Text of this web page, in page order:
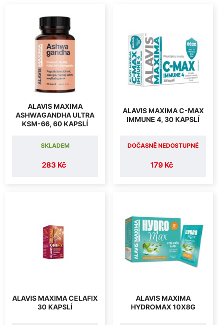
ALAVIS MAXIMA
ASHWAGANDHA ULTRA
KSM-66, 60 KAPSLÍ
283 Kč
SKLADEM
ALAVIS MAXIMA C-MAX
IMMUNE 4, 30 KAPSLÍ
179 Kč
DOČASNĚ NEDOSTUPNÉ
ALAVIS MAXIMA CELAFIX
30 KAPSLÍ
ALAVIS MAXIMA
HYDROMAX 10X8G